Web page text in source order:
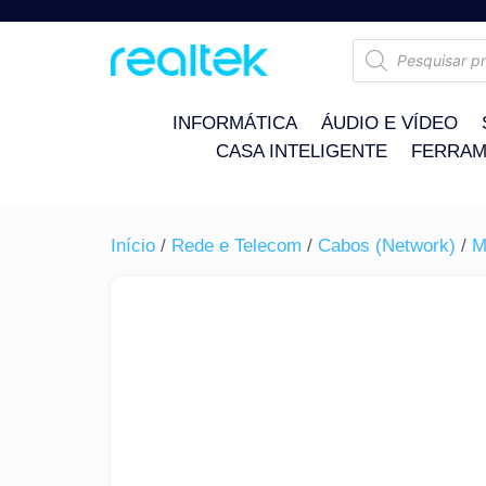
INFORMÁTICA ÁUDIO E VÍDEO
CASA INTELIGENTE
Início / Rede e Telecom / Cabos (Network) /